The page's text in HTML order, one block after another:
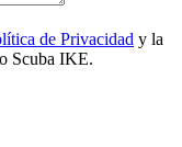
de Privacidad y la
Scuba IKE.